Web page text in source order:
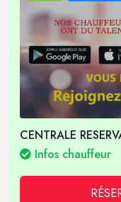
CENTRALE
Infos chauffeur